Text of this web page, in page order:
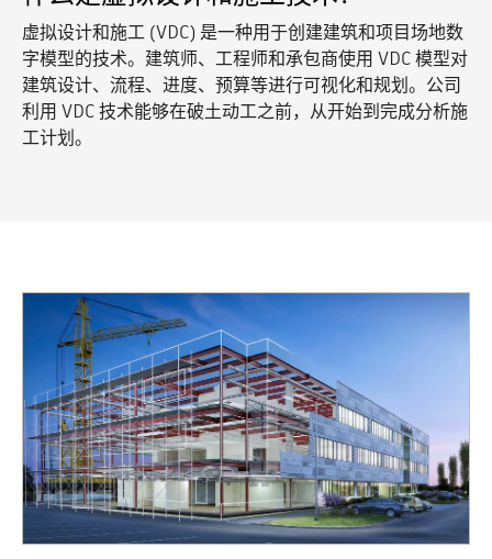
虚拟设计和施工 (VDC) 是一种用于创建建筑和项目场地数
字模型的技术。建筑师、工程师和承包商使用 VDC 模型对
建筑设计、流程、进度、预算等进行可视化和规划。公司
利用 VDC 技术能够在破土动工之前，从开始到完成分析施
工计划。